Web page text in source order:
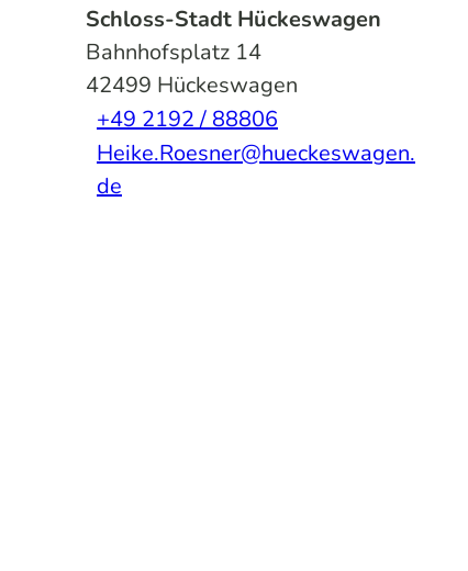
Schloss-Stadt Hückeswagen
Bahnhofsplatz 14
42499 Hückeswagen
+49 2192 / 88806
Heike.Roesner@hueckeswagen.
de